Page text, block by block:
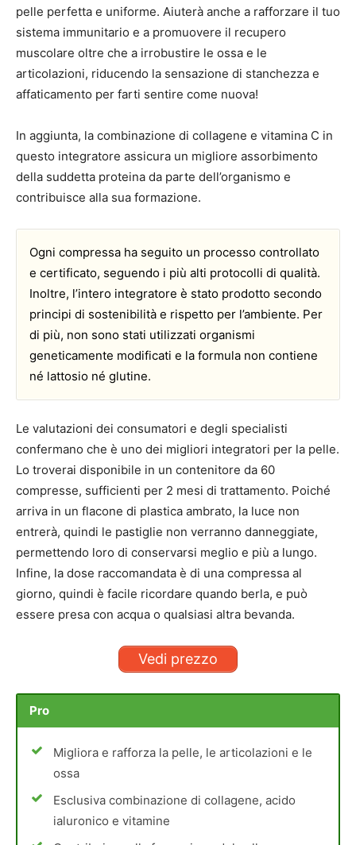
pelle perfetta e uniforme. Aiuterà anche a rafforzare il tuo
sistema immunitario e a promuovere il recupero
muscolare oltre che a irrobustire le ossa e le
articolazioni, riducendo la sensazione di stanchezza e
affaticamento per farti sentire come nuova!
In aggiunta, la combinazione di collagene e vitamina C in
questo integratore assicura un migliore assorbimento
della suddetta proteina da parte dell’organismo e
contribuisce alla sua formazione.
Ogni compressa ha seguito un processo controllato
e certificato, seguendo i più alti protocolli di qualità.
Inoltre, l’intero integratore è stato prodotto secondo
principi di sostenibilità e rispetto per l’ambiente. Per
di più, non sono stati utilizzati organismi
geneticamente modificati e la formula non contiene
né lattosio né glutine.
Le valutazioni dei consumatori e degli specialisti
confermano che è uno dei migliori integratori per la pelle.
Lo troverai disponibile in un contenitore da 60
compresse, sufficienti per 2 mesi di trattamento. Poiché
arriva in un flacone di plastica ambrato, la luce non
entrerà, quindi le pastiglie non verranno danneggiate,
permettendo loro di conservarsi meglio e più a lungo.
Infine, la dose raccomandata è di una compressa al
giorno, quindi è facile ricordare quando berla, e può
essere presa con acqua o qualsiasi altra bevanda.
Vedi prezzo
Pro
Migliora e rafforza la pelle, le articolazioni e le
ossa
Esclusiva combinazione di collagene, acido
ialuronico e vitamine